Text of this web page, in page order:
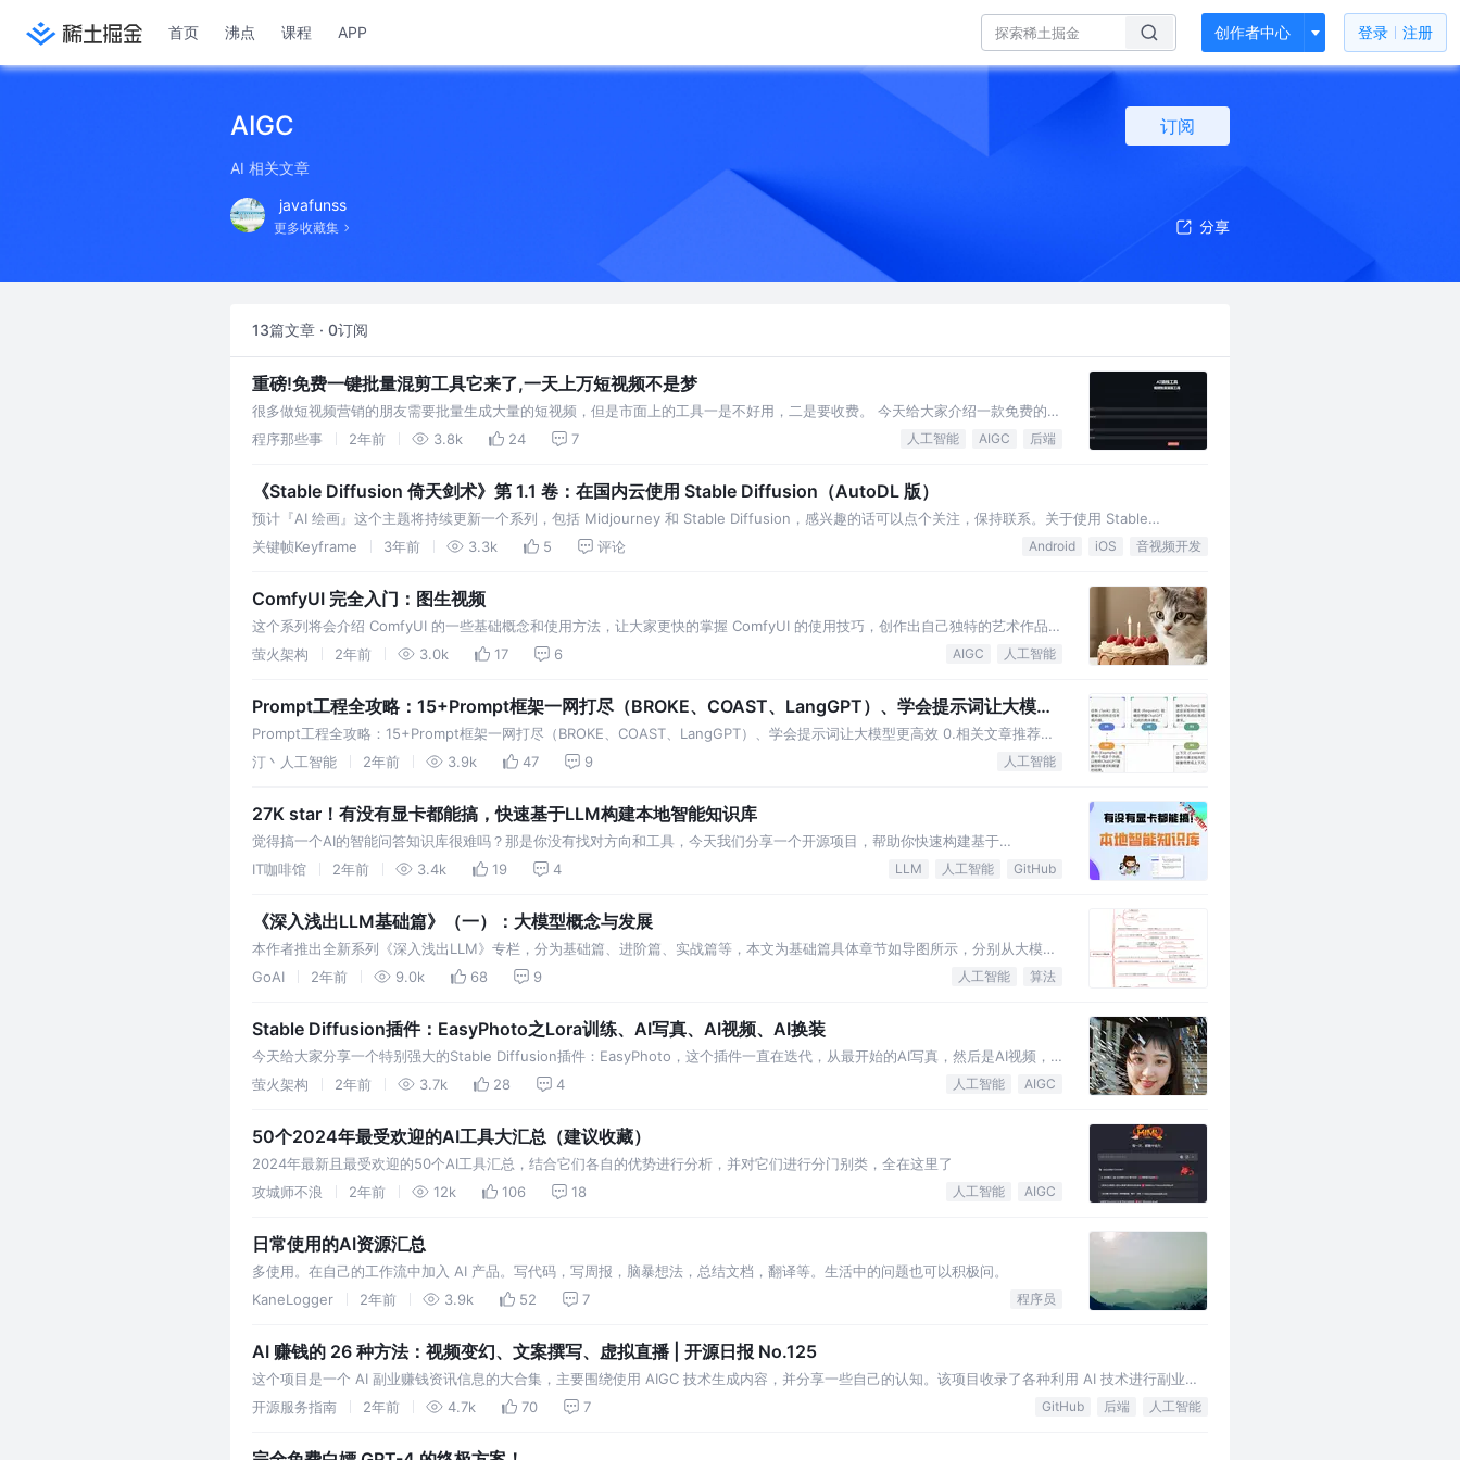
首页 沸点 课程 APP 创作者中心 登录 注册
AIGC 订阅
AI 相关文章
javafunss
更多收藏集
13篇文章 · 0订阅
重磅!免费一键批量混剪工具它来了,一天上万短视频不是梦
很多做短视频营销的朋友需要批量生成大量的短视频，但是市面上的工具一是不好用，二是要收费。 今天给大家介绍一款免费的，
可以自动化批量生成短视频的工具MoneyPrinterPlus。 同时支持wind
程序那些事 2年前 3.8k 24 7 人工智能 AIGC 后端
《Stable Diffusion 倚天剑术》第 1.1 卷：在国内云使用 Stable Diffusion（AutoDL 版）
预计『AI 绘画』这个主题将持续更新一个系列，包括 Midjourney 和 Stable Diffusion，感兴趣的话可以点个关注，保持联系。关于使用 Stable
Diffusion 需要用到的
关键帧Keyframe 3年前 3.3k 5 评论 Android iOS 音视频开发
ComfyUI 完全入门：图生视频
这个系列将会介绍 ComfyUI 的一些基础概念和使用方法，让大家更快的掌握 ComfyUI 的使用技巧，创作出自己独特的艺术作品。
本文继续分享 ComfyUI 的使用方法：图生视频。
萤火架构 2年前 3.0k 17 6 AIGC 人工智能
Prompt工程全攻略：15+Prompt框架一网打尽（BROKE、COAST、LangGPT）、学会提示词让大模型
更高效
Prompt工程全攻略：15+Prompt框架一网打尽（BROKE、COAST、LangGPT）、学会提示词让大模型更高效 0.相关文章推荐
Prompt工程原理篇 大语言模型的预训练[3]之Prom
汀丶人工智能 2年前 3.9k 47 9 人工智能
27K star！有没有显卡都能搞，快速基于LLM构建本地智能知识库
觉得搞一个AI的智能问答知识库很难吗？那是你没有找对方向和工具，今天我们分享一个开源项目，帮助你快速构建基于
Langchain 和LLM 的本地知识库问答，在GitHub已经获得27K star
IT咖啡馆 2年前 3.4k 19 4 LLM 人工智能 GitHub
《深入浅出LLM基础篇》（一）：大模型概念与发展
本作者推出全新系列《深入浅出LLM》专栏，分为基础篇、进阶篇、实战篇等，本文为基础篇具体章节如导图所示，分别从大模型
模型概念、经典模型、创新点、微调、分布式训练、数据集、RAG、Agent及项目实站！
GoAI 2年前 9.0k 68 9 人工智能 算法
Stable Diffusion插件：EasyPhoto之Lora训练、AI写真、AI视频、AI换装
今天给大家分享一个特别强大的Stable Diffusion插件：EasyPhoto，这个插件一直在迭代，从最开始的AI写真，然后是AI视频，
到最近的AI换装，能力一直在持续增强。
萤火架构 2年前 3.7k 28 4 人工智能 AIGC
50个2024年最受欢迎的AI工具大汇总（建议收藏）
2024年最新且最受欢迎的50个AI工具汇总，结合它们各自的优势进行分析，并对它们进行分门别类，全在这里了
攻城师不浪
2年前 12k 106 18 人工智能 AIGC
日常使用的AI资源汇总
多使用。在自己的工作流中加入 AI 产品。写代码，写周报，脑暴想法，总结文档，翻译等。生活中的问题也可以积极问。
KaneLogger
2年前 3.9k 52 7 程序员
AI 赚钱的 26 种方法：视频变幻、文案撰写、虚拟直播 | 开源日报 No.125
这个项目是一个 AI 副业赚钱资讯信息的大合集，主要围绕使用 AIGC 技术生成内容，并分享一些自己的认知。该项目收录了各种利用 AI 技术进行副业赚
钱的思路和方法，包括视频变幻、图片创作、文案撰写等
开源服务指南 2年前 4.7k 70 7 GitHub 后端 人工智能